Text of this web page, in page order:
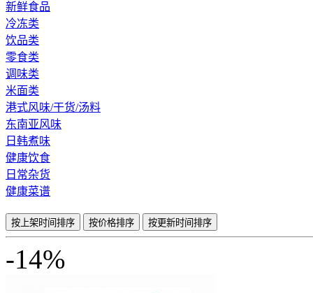
新鲜食品
冷冻类
饮品类
零食类
调味类
米面类
港式风味/干货/汤料
东南亚风味
日韩煮味
健康饮食
日常杂货
健康菜谱
按上架时间排序 按价格排序 按更新时间排序
-14%